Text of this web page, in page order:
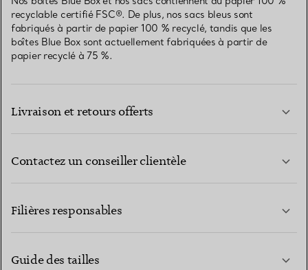
recyclable certifié FSC®. De plus, nos sacs bleus sont
fabriqués à partir de papier 100 % recyclé, tandis que les
boîtes Blue Box sont actuellement fabriquées à partir de
papier recyclé à 75 %.
Livraison et retours offerts
Contactez un conseiller clientèle
Filières responsables
Guide des tailles